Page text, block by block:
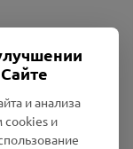
и анализа
cookies и